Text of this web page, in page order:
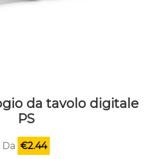
da tavolo digitale
PS
Da €2.44